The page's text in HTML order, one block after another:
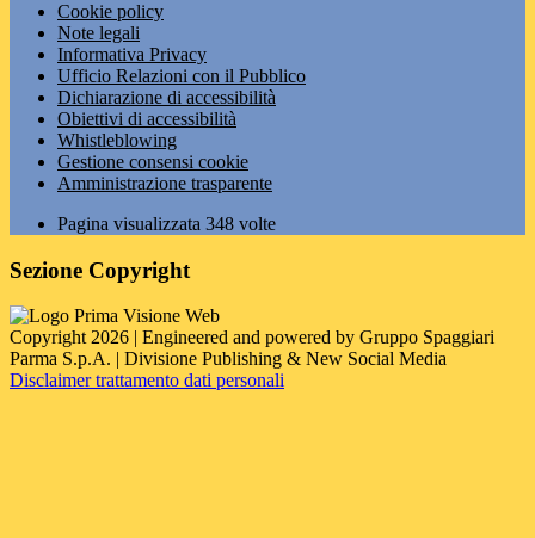
Cookie policy
Note legali
Informativa Privacy
Ufficio Relazioni con il Pubblico
Dichiarazione di accessibilità
Obiettivi di accessibilità
Whistleblowing
Gestione consensi cookie
Amministrazione trasparente
Pagina visualizzata 348 volte
Sezione Copyright
Copyright 2026 | Engineered and powered by Gruppo Spaggiari
Parma S.p.A. | Divisione Publishing & New Social Media
Disclaimer trattamento dati personali